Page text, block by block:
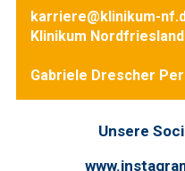
karriere@klinikum-
Klinikum Nordfriesland
Gabriele Drescher
Unsere